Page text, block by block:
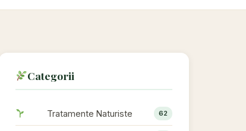
Categorii
Tratamente Naturiste 62